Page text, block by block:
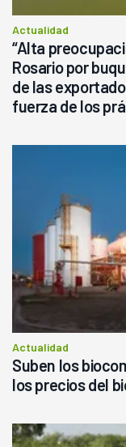
Actualidad
“Alta
Rosario por
de las
fuerza de los
Actualidad
Suben los
los precios del